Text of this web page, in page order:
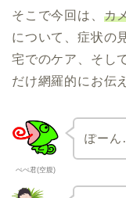
そこで今回は、 カ
について、症状の
宅でのケア、そし
だけ網羅的にお伝
ぺぺ君(空腹)
ぽーん